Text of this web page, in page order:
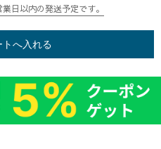
日以内の発送予定です。
トへ入れる